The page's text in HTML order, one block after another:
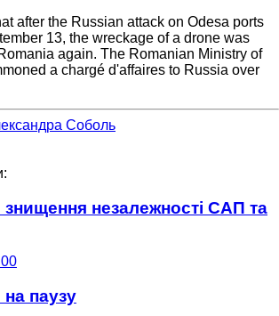
after the Russian attack on Odesa ports
13, the wreckage of a drone was
again. The Romanian Ministry of
a chargé d'affaires to Russia over
Соболь
знищення незалежності САП та
на паузу